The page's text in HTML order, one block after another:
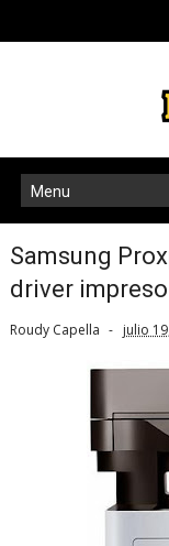
Samsung
driver
Roudy Capella julio